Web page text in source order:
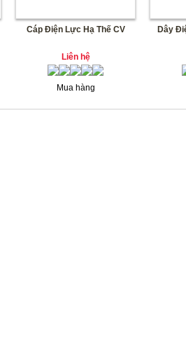
Cáp Điện Lực Hạ Thế CV
Liên hệ
Mua hàng
Dây